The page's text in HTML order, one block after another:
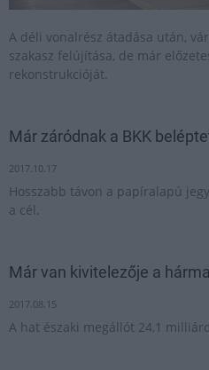
A déli vonalrész átadása után,
szakasz felújítása, de már
rekonstrukcióját.
Már záródnak a BKK
2017.10.17
Hosszabb távon a papíralapú
a cél.
Már van kivitelezője a
2017.08.15
A hat északi megállót 24,1